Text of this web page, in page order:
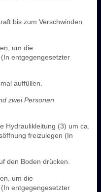
bis zum Verschwinden
um die
entgegengesetzter
auffüllen.
zwei Personen
Hydraulikleitung (3) um ca.
freizulegen (In
den Boden drücken.
um die
entgegengesetzter